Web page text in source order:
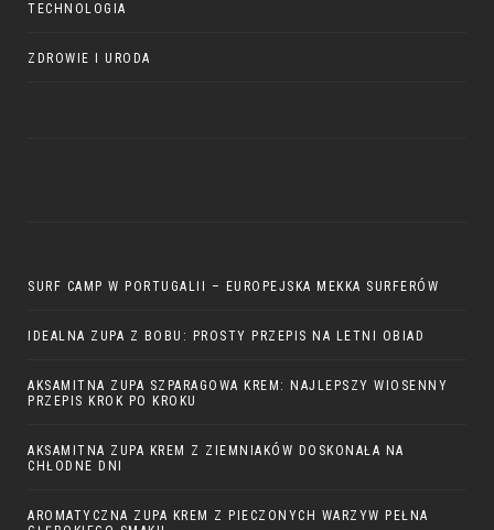
TECHNOLOGIA
ZDROWIE I URODA
SURF CAMP W PORTUGALII – EUROPEJSKA MEKKA SURFERÓW
IDEALNA ZUPA Z BOBU: PROSTY PRZEPIS NA LETNI OBIAD
AKSAMITNA ZUPA SZPARAGOWA KREM: NAJLEPSZY WIOSENNY
PRZEPIS KROK PO KROKU
AKSAMITNA ZUPA KREM Z ZIEMNIAKÓW DOSKONAŁA NA
CHŁODNE DNI
AROMATYCZNA ZUPA KREM Z PIECZONYCH WARZYW PEŁNA